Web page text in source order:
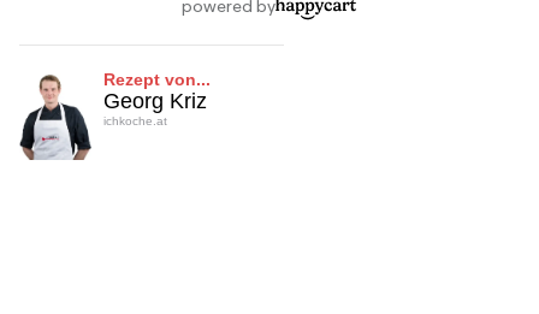
Rezept von...
Georg Kriz
ichkoche.at